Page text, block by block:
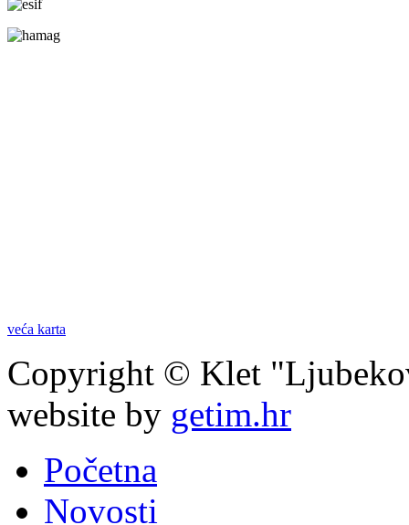
veća karta
Copyright © Klet
website by getim.hr
Početna
Novosti